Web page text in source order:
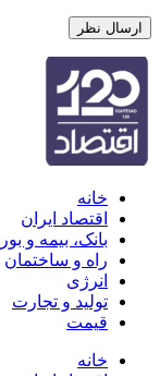
ایران
بیمه و بورس
و ساختمان
و تجارت